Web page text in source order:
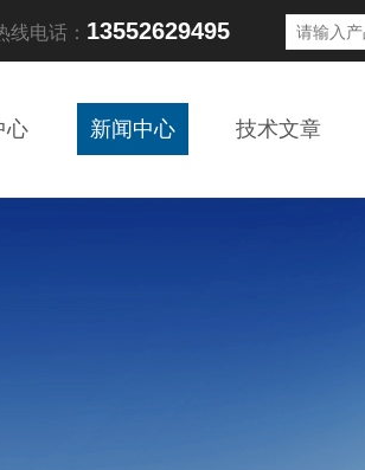
线电话： 13552629495
心 新闻中心 技术文章